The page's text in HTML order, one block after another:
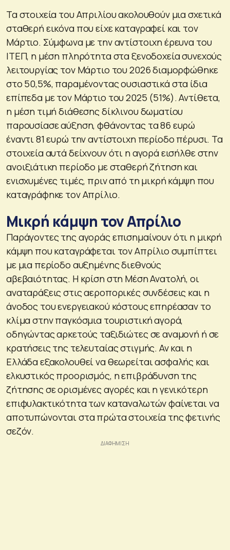
Τα στοιχεία του Απριλίου ακολουθούν μια σχετικά
σταθερή εικόνα που είχε καταγραφεί και τον
Μάρτιο. Σύμφωνα με την αντίστοιχη έρευνα του
ΙΤΕΠ, η μέση πληρότητα στα ξενοδοχεία συνεχούς
λειτουργίας τον Μάρτιο του 2026 διαμορφώθηκε
στο 50,5%, παραμένοντας ουσιαστικά στα ίδια
επίπεδα με τον Μάρτιο του 2025 (51%). Αντίθετα,
η μέση τιμή διάθεσης δίκλινου δωματίου
παρουσίασε αύξηση, φθάνοντας τα 86 ευρώ
έναντι 81 ευρώ την αντίστοιχη περίοδο πέρυσι. Τα
στοιχεία αυτά δείχνουν ότι η αγορά εισήλθε στην
ανοιξιάτικη περίοδο με σταθερή ζήτηση και
ενισχυμένες τιμές, πριν από τη μικρή κάμψη που
καταγράφηκε τον Απρίλιο.
Μικρή κάμψη τον Απρίλιο
Παράγοντες της αγοράς επισημαίνουν ότι η μικρή
κάμψη που καταγράφεται τον Απρίλιο συμπίπτει
με μια περίοδο αυξημένης διεθνούς
αβεβαιότητας. Η κρίση στη Μέση Ανατολή, οι
αναταράξεις στις αεροπορικές συνδέσεις και η
άνοδος του ενεργειακού κόστους επηρέασαν το
κλίμα στην παγκόσμια τουριστική αγορά,
οδηγώντας αρκετούς ταξιδιώτες σε αναμονή ή σε
κρατήσεις της τελευταίας στιγμής. Αν και η
Ελλάδα εξακολουθεί να θεωρείται ασφαλής και
ελκυστικός προορισμός, η επιβράδυνση της
ζήτησης σε ορισμένες αγορές και η γενικότερη
επιφυλακτικότητα των καταναλωτών φαίνεται να
αποτυπώνονται στα πρώτα στοιχεία της φετινής
σεζόν.